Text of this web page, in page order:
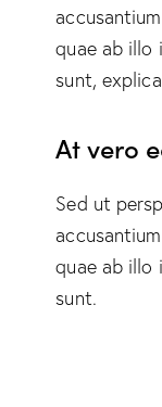
quae ab
sunt,
At vero
Sed ut
quae ab
sunt.